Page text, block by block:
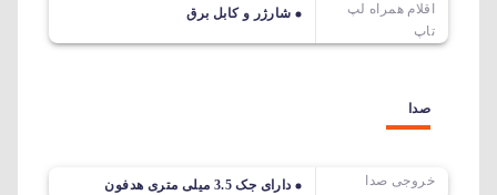
اقلام همراه لپ
تاپ
شارژر و کابل برق
صدا
خروجی صدا دارای جک 3.5 میلی متری هدفون